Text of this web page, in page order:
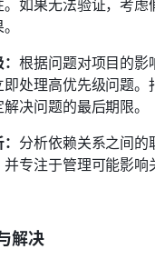
：根据问题对项目的
处理高优先级问题。
决问题的最后期限。
分析依赖关系之间的
并专注于管理可能影响
解决